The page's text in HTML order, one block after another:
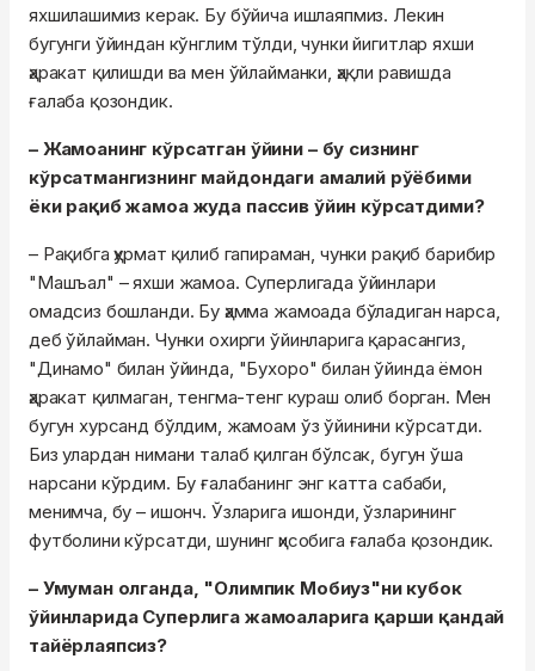
яхшилашимиз керак. Бу бўйича ишлаяпмиз. Лекин
бугунги ўйиндан кўнглим тўлди, чунки йигитлар яхши
ҳаракат қилишди ва мен ўйлайманки, ҳақли равишда
ғалаба қозондик.
– Жамоанинг кўрсатган ўйини – бу сизнинг
кўрсатмангизнинг майдондаги амалий рўёбими
ёки рақиб жамоа жуда пассив ўйин кўрсатдими?
– Рақибга ҳурмат қилиб гапираман, чунки рақиб барибир
"Машъал" – яхши жамоа. Суперлигада ўйинлари
омадсиз бошланди. Бу ҳамма жамоада бўладиган нарса,
деб ўйлайман. Чунки охирги ўйинларига қарасангиз,
"Динамо" билан ўйинда, "Бухоро" билан ўйинда ёмон
ҳаракат қилмаган, тенгма-тенг кураш олиб борган. Мен
бугун хурсанд бўлдим, жамоам ўз ўйинини кўрсатди.
Биз улардан нимани талаб қилган бўлсак, бугун ўша
нарсани кўрдим. Бу ғалабанинг энг катта сабаби,
менимча, бу – ишонч. Ўзларига ишонди, ўзларининг
футболини кўрсатди, шунинг ҳисобига ғалаба қозондик.
– Умуман олганда, "Олимпик Мобиуз"ни кубок
ўйинларида Суперлига жамоаларига қарши қандай
тайёрлаяпсиз?